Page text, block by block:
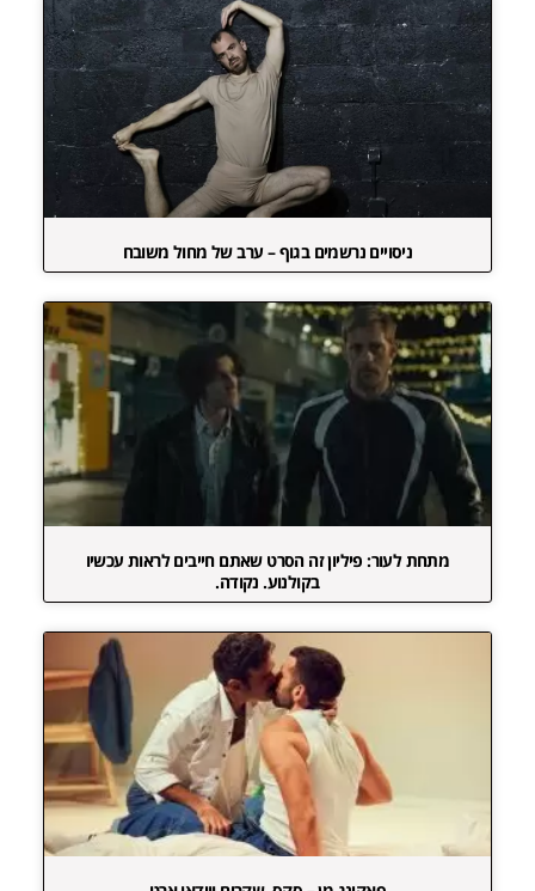
ניסויים נרשמים בגוף – ערב של מחול משובח
מתחת לעור: פיליון זה הסרט שאתם חייבים לראות עכשיו
בקולנוע. נקודה.